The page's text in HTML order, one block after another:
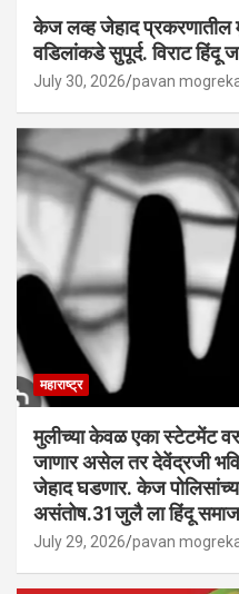
केज लव्ह जेहाद प्रकरणातील
वडिलांकडे सुपूर्द. विराट हिंदू
July 30, 2026 pavan
महाराष्ट्र
मुलीच्या केवळ एका स्टेटमेंट
जाणार असेल तर देवेंद्रजी
जेहाद घडणार. केज
असंतोष.31जुलै ला हिंदू
July 29, 2026 pavan